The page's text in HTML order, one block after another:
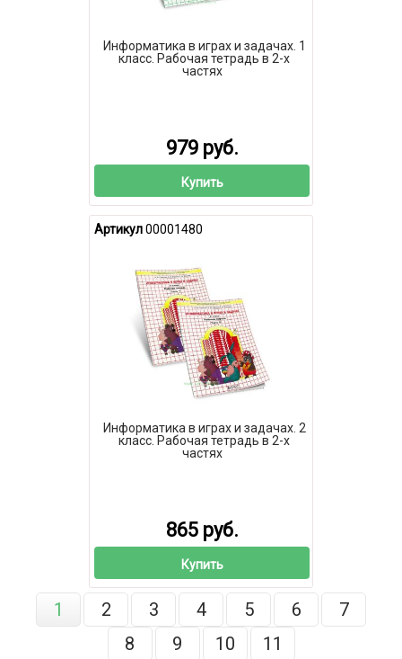
Информатика в играх и задачах. 1
класс. Рабочая тетрадь в 2-х
частях
979 руб.
Купить
Артикул00001480
Информатика в играх и задачах. 2
класс. Рабочая тетрадь в 2-х
частях
865 руб.
Купить
1 2 3 4 5 6
7
8
9 10 11